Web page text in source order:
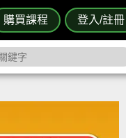
購買課程 登入/註冊